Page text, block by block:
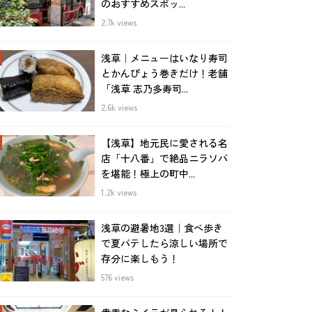
のおすすめスポッ...
2.7k views
浅草｜メニューはいなり寿司
とかんぴょう巻きだけ！老舗
「浅草 志乃多寿司...
2.6k views
【浅草】地元民に愛される名
店「十八番」で絶品ニラソバ
を堪能！極上の町中...
1.2k views
浅草の避暑地3選｜食べ歩き
で夏バテしたら涼しい場所で
存分に楽しもう！
576 views